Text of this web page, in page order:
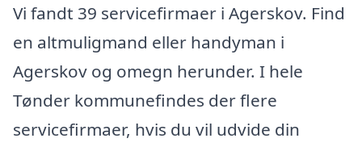
Vi fandt 39 servicefirmaer i Agerskov. Find
en altmuligmand eller handyman i
Agerskov og omegn herunder. I hele
Tønder kommunefindes der flere
servicefirmaer, hvis du vil udvide din